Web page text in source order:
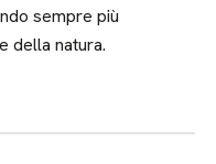
sempre più
della natura.